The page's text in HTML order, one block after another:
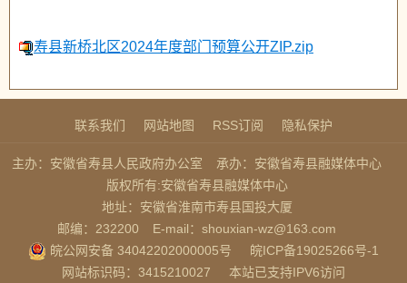
寿县新桥北区2024年度部门预算公开ZIP.zip
联系我们 网站地图 RSS订阅 隐私保护
主办：安徽省寿县人民政府办公室
承办：安徽省寿县融媒体中心
版权所有:安徽省寿县融媒体中心
地址：安徽省淮南市寿县国投大厦
邮编：232200
E-mail：shouxian-wz@163.com
皖公网安备 34042202000005号
皖ICP备19025266号-1
网站标识码：3415210027
本站已支持IPV6访问